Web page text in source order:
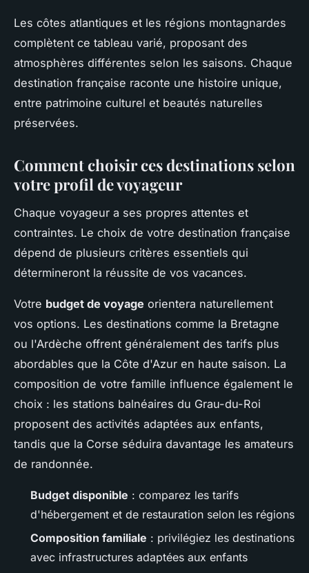
Les côtes atlantiques et les régions montagnardes
complètent ce tableau varié, proposant des
atmosphères différentes selon les saisons. Chaque
destination française raconte une histoire unique,
entre patrimoine culturel et beautés naturelles
préservées.
Comment choisir ces destinations selon
votre profil de voyageur
Chaque voyageur a ses propres attentes et
contraintes. Le choix de votre destination française
dépend de plusieurs critères essentiels qui
détermineront la réussite de vos vacances.
Votre budget de voyage orientera naturellement
vos options. Les destinations comme la Bretagne
ou l'Ardèche offrent généralement des tarifs plus
abordables que la Côte d'Azur en haute saison. La
composition de votre famille influence également le
choix : les stations balnéaires du Grau-du-Roi
proposent des activités adaptées aux enfants,
tandis que la Corse séduira davantage les amateurs
de randonnée.
Budget disponible : comparez les tarifs
d'hébergement et de restauration selon les régions
Composition familiale : privilégiez les destinations
avec infrastructures adaptées aux enfants